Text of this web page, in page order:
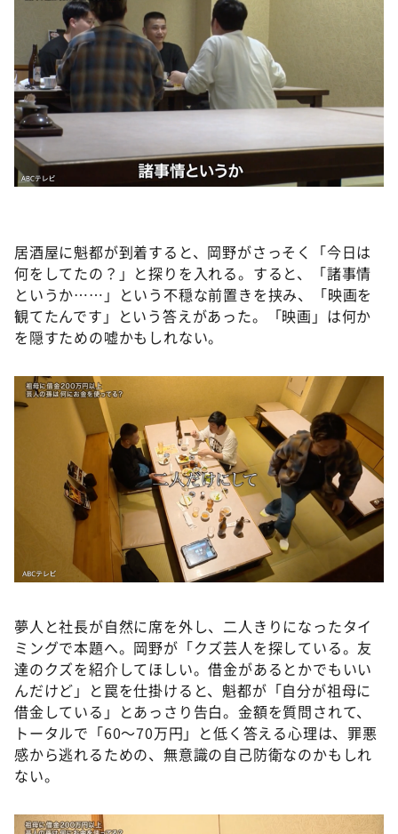
居酒屋に魁都が到着すると、岡野がさっそく「今日は
何をしてたの？」と探りを入れる。すると、「諸事情
というか……」という不穏な前置きを挟み、「映画を
観てたんです」という答えがあった。「映画」は何か
を隠すための嘘かもしれない。
夢人と社長が自然に席を外し、二人きりになったタイ
ミングで本題へ。岡野が「クズ芸人を探している。友
達のクズを紹介してほしい。借金があるとかでもいい
んだけど」と罠を仕掛けると、魁都が「自分が祖母に
借金している」とあっさり告白。金額を質問されて、
トータルで「60〜70万円」と低く答える心理は、罪悪
感から逃れるための、無意識の自己防衛なのかもしれ
ない。